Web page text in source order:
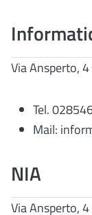
Via Ansperto,
Tel.
Mail:
NIA
Via Ansperto,